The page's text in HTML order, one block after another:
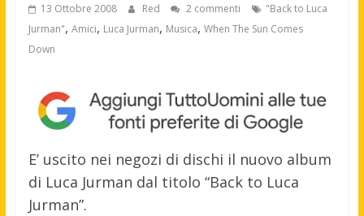
moda
maschile
13 Ottobre 2008 Red 2 commenti
"Back to Luca
Jurman", Amici, Luca Jurman, Musica, When The Sun Comes
Down
E’ uscito nei negozi di dischi il nuovo album
di Luca Jurman dal titolo “Back to Luca
Jurman”.